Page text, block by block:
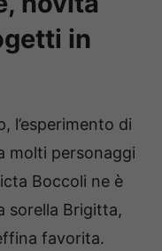
in
l’esperimento di
molti personaggi
Boccoli ne è
sorella Brigitta,
favorita.